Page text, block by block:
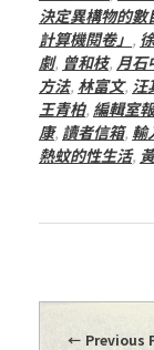
決定異構物的數
計算機閱卷」 ,
劇, 曾和枝, 月石
方法, 林富文, 汪
王青柏, 編輯室
康, 讀者信箱, 輸
熱蚊的性生活,
Previous